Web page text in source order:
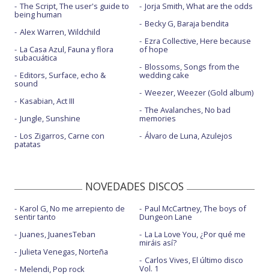
The Script, The user's guide to
being human
Alex Warren, Wildchild
La Casa Azul, Fauna y flora
subacuática
Editors, Surface, echo &
sound
Kasabian, Act III
Jungle, Sunshine
Los Zigarros, Carne con
patatas
Jorja Smith, What are the odds
Becky G, Baraja bendita
Ezra Collective, Here because
of hope
Blossoms, Songs from the
wedding cake
Weezer, Weezer (Gold album)
The Avalanches, No bad
memories
Álvaro de Luna, Azulejos
NOVEDADES DISCOS
Karol G, No me arrepiento de
sentir tanto
Juanes, JuanesTeban
Julieta Venegas, Norteña
Melendi, Pop rock
Paul McCartney, The boys of
Dungeon Lane
La La Love You, ¿Por qué me
miráis así?
Carlos Vives, El último disco
Vol. 1